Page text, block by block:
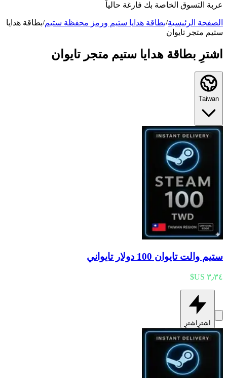
عربة التسوق الخاصة بك فارغة حالياً
الصفحة الرئيسية/بطاقة هدايا ستيم ورمز محفظة ستيم/بطاقة هدايا
ستيم متجر تايوان
اشترِ بطاقة هدايا ستيم متجر تايوان
Taiwan
ستيم والت تايوان 100 دولار تايواني
اشترِ اشترِ